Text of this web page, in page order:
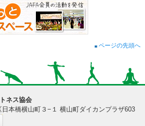
ページの先頭へ
ネス協会
本橋横山町３−１ 横山町ダイカンプラザ603